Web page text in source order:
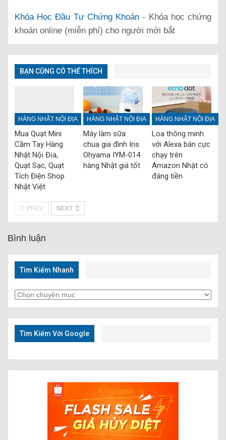
Khóa Học Đầu Tư Chứng Khoán - Khóa học chứng
khoán online (miễn phí) cho người mới bắt
BẠN CŨNG CÓ THỂ THÍCH
HÀNG NHẬT NỘI ĐỊA
Mua Quạt Mini
Cầm Tay Hàng
Nhật Nội Địa,
Quạt Sạc, Quạt
Tích Điện Shop
Nhật Việt
HÀNG NHẬT NỘI ĐỊA
Máy làm sữa
chua gia đình Iris
Ohyama IYM-014
hàng Nhật giá tốt
HÀNG NHẬT NỘI ĐỊA
Loa thông minh
với Alexa bán cực
chạy trên
Amazon Nhật có
đáng tiền
PREV NEXT
Bình luận
Tìm Kiếm Nhanh
Tìm
Kiếm
Nhanh
Tìm Kiếm Với Google